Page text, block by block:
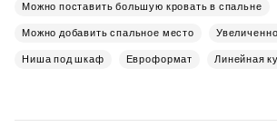
Можно поставить большую кровать в спальне
Можно добавить спальное место
Ниша под шкаф Евроформат Линейная